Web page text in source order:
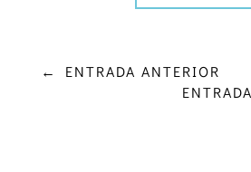
← ENTRADA ANTERIOR